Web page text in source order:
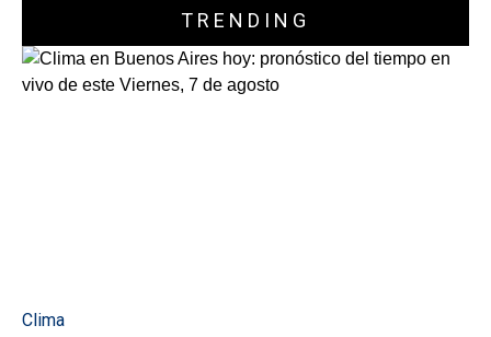
TRENDING
Clima